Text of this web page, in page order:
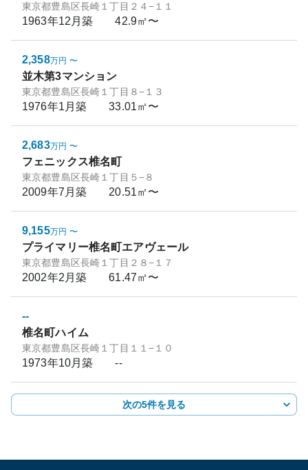
東京都豊島区長崎１丁目２４−１１
1963年12月築 42.9㎡〜
2,358万円 〜
並木第3マンション
東京都豊島区長崎１丁目８−１３
1976年1月築 33.01㎡〜
2,683万円 〜
フェニックス椎名町
東京都豊島区長崎１丁目５−８
2009年7月築 20.51㎡〜
9,155万円 〜
プライマリー椎名町エアヴェール
東京都豊島区長崎１丁目２８−１７
2002年2月築 61.47㎡〜
--
椎名町ハイム
東京都豊島区長崎１丁目１１−１０
1973年10月築 --
次の5件を見る